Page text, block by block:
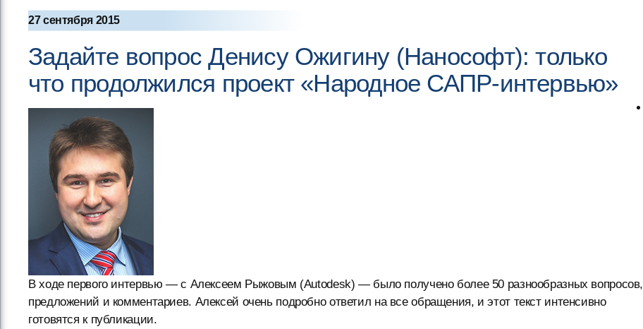
27 сентября 2015
Задайте вопрос Денису Ожигину (Нанософт): только
что продолжился проект «Народное САПР-интервью»
В ходе первого интервью — с Алексеем Рыжовым (Autodesk) — было получено более 50 разнообразных вопросов,
предложений и комментариев. Алексей очень подробно ответил на все обращения, и этот текст интенсивно
готовятся к публикации.